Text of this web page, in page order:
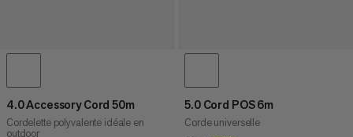
4.0 Accessory Cord 50m
Cordelette polyvalente idéale en
outdoor
5.0 Cord POS 6m
Corde universelle